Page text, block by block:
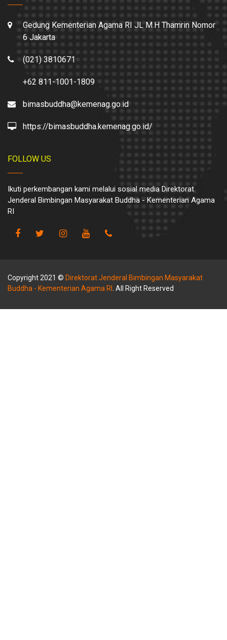
Gedung Kementerian Agama RI JL M.H Thamrin Nomor
6 Jakarta
(021) 3810671
+62 811-1001-1809
bimasbuddha@kemenag.go.id
https://bimasbuddha.kemenag.go.id/
FOLLOW US
Ikuti perkembangan kami melalui sosial media Direktorat
Jenderal Bimbingan Masyarakat Buddha - Kementerian Agama
RI
Copyright 2021 © Direktorat Jenderal Bimbingan Masyarakat
Buddha - Kementerian Agama RI . All Right Reserved